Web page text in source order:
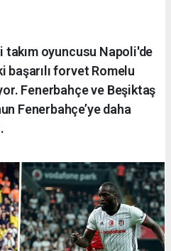
takım oyuncusu Napoli'de
başarılı forvet Romelu
Fenerbahçe ve Beşiktaş
Fenerbahçe’ye daha